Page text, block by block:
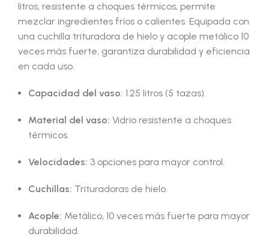
litros, resistente a choques térmicos, permite
mezclar ingredientes fríos o calientes. Equipada con
una cuchilla trituradora de hielo y acople metálico 10
veces más fuerte, garantiza durabilidad y eficiencia
en cada uso.
Capacidad del vaso: 1.25 litros (5 tazas).
Material del vaso: Vidrio resistente a choques
térmicos.
Velocidades: 3 opciones para mayor control.
Cuchillas: Trituradoras de hielo.
Acople: Metálico, 10 veces más fuerte para mayor
durabilidad.